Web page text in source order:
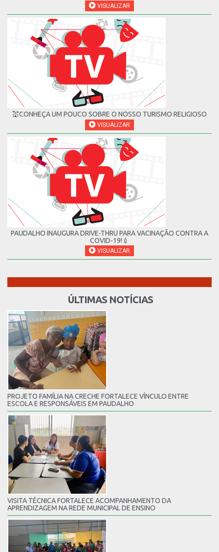
VISUALIZAR
💒CONHEÇA UM POUCO SOBRE O NOSSO TURISMO RELIGIOSO
VISUALIZAR
PAUDALHO INAUGURA DRIVE-THRU PARA VACINAÇÃO CONTRA A
COVID-19!💉
VISUALIZAR
ÚLTIMAS NOTÍCIAS
PROJETO FAMÍLIA NA CRECHE FORTALECE VÍNCULO ENTRE
ESCOLA E RESPONSÁVEIS EM PAUDALHO
VISITA TÉCNICA FORTALECE ACOMPANHAMENTO DA
APRENDIZAGEM NA REDE MUNICIPAL DE ENSINO